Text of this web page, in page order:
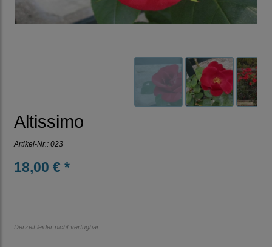
Altissimo
Artikel-Nr.: 023
18,00 € *
Derzeit leider nicht verfügbar